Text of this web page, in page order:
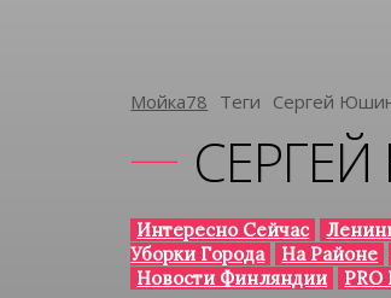
Мойка78 Теги Сергей
Интересно Сейчас
Уборки Города
На Районе
Новости Финляндии
PRO